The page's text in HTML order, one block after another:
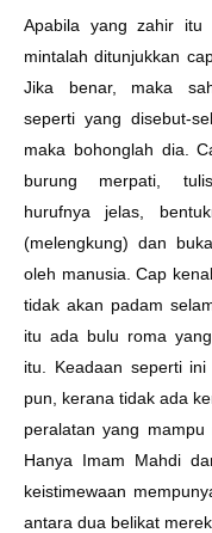
Apabila yang zahir itu
mintalah ditunjukkan
Jika benar, maka
sepertiyang disebut-
maka bohonglah dia.
burung merpati,
hurufnya jelas,
(melengkung) dan
oleh manusia. Cap
tidak akan padam
itu ada bulu roma
itu. Keadaan seperti
pun, kerana tidak ada
peralatan yang
Hanya Imam Mahdi
keistimewaan
antara dua belikat